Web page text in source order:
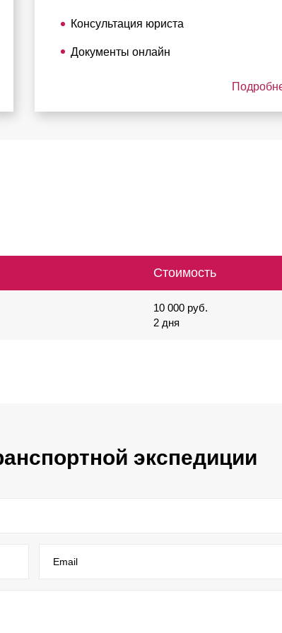
Консультация юриста
Документы онлайн
Стоимость
10 000 руб.
2 дня
экспедиции
Email